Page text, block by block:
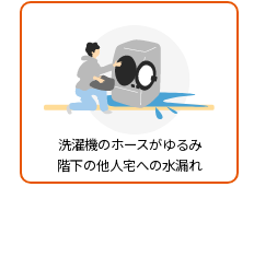
洗濯機のホースがゆるみ
階下の他人宅への水漏れ